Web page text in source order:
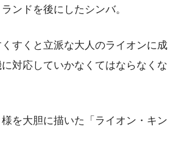
ンドを後にしたシンバ。
すくと立派な大人のライオンに成
対応していかなくてはならなくな
を大胆に描いた「ライオン・キン